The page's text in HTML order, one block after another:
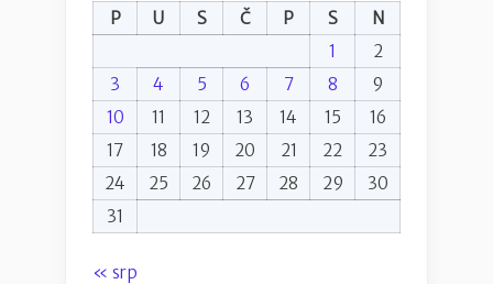
P
U S Č P S
N
1
2
3
4 5 6 7 8
9
10
11 12 13 14 15
16
17
18 19 20 21 22
23
24
25 26 27 28 29
30
31
« srp